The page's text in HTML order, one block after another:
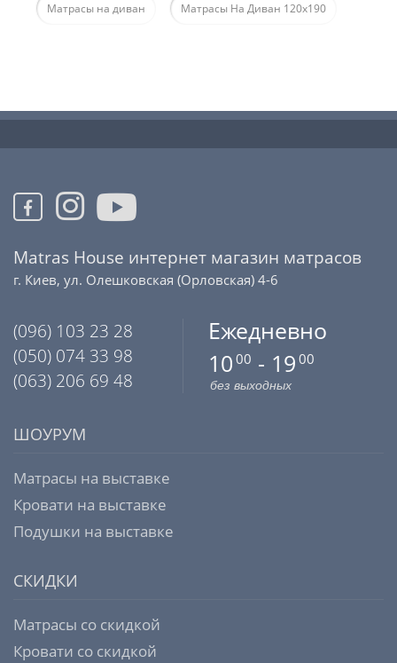
Матрасы на диван Матрасы На Диван 120х190
Matras House интернет магазин матрасов
г. Киев, ул. Олешковская (Орловская) 4-6
(096) 103 23 28
(050) 074 33 98
(063) 206 69 48
Ежедневно
10 00 - 19 00
без выходных
ШОУРУМ
Матрасы на выставке
Кровати на выставке
Подушки на выставке
СКИДКИ
Матрасы со скидкой
Кровати со скидкой